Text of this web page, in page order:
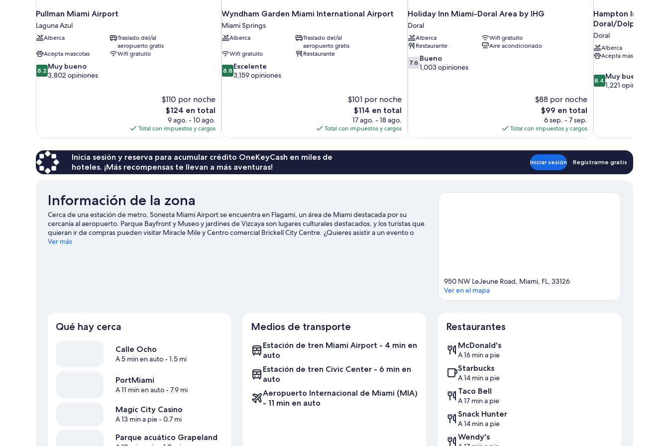
Pullman Miami Airport
Laguna Azul
Alberca
Traslado del/al
aeropuerto gratis
Acepta mascotas
Wifi gratuito
8.2
de
8.2 Muy bueno
3,802 opiniones
$110 por noche
El
precio
actual
es
$124
$124 en total
9 ago. - 10 ago.
Total con impuestos y cargos
Wyndham Garden Miami International Airport
Miami Springs
Alberca
Traslado del/al
aeropuerto gratis
Wifi gratuito
Restaurante
8.8
de
8.8 Excelente
3,159 opiniones
$101 por noche
El
precio
actual
es
$114 en total
17 ago. - 18 ago.
Total con impuestos y cargos
Holiday Inn Miami-Doral Area by IHG
Doral
Alberca
Wifi gratuito
Restaurante
Aire acondicionado
7.6
de
7.6 Bueno
1,003 opiniones
$88 por noche
El
precio
actual
es
$99
$99 en total
6 sep. - 7 sep.
Total con impuestos y cargos
Hampton Inn &
Doral/Dolphin Mall
Doral
Alberca
Acepta mascotas
8.4
de
8.4Muy bueno
1,221 opiniones
Inicia sesión y reserva para acumular crédito OneKeyCash en miles de
hoteles. ¡Más recompensas te llevan a más aventuras!
Iniciar sesión Registrarme gratis
Información de la zona
Cerca de una estación de metro, Sonesta Miami Airport se encuentra en Flagami, un área de Miami destacada por su
cercanía al aeropuerto. Parque Bayfront y Museo y jardines de Vizcaya son lugares culturales destacados, y los turistas que
quieran ir de compras pueden visitar Miracle Mile y Centro comercial Brickell City Centre. ¿Quieres asistir a un evento o
partido? Échale un vistazo al calendario de actividades de Parque Marlins o Estadio Kaseya Center. Encontrarás muchas
Ver más
950 NW LeJeune Road, Miami, FL, 33126
Ver en el mapa
Qué hay cerca
Calle Ocho
A 5 min en auto- 1.5 mi
PortMiami
A 11 min en auto- 7.9 mi
Magic City Casino
A 13 min a pie- 0.7 mi
Parque acuático Grapeland
Medios de transporte
Estación de tren Miami Airport - 4 min en
auto
Estación de tren Civic Center - 6 min en
auto
Aeropuerto Internacional de Miami (MIA)
- 11 min en auto
Restaurantes
McDonald's
A 16 min a pie
Starbucks
A 14 min a pie
Taco Bell
A 17 min a pie
Snack Hunter
A 14 min a pie
Wendy's